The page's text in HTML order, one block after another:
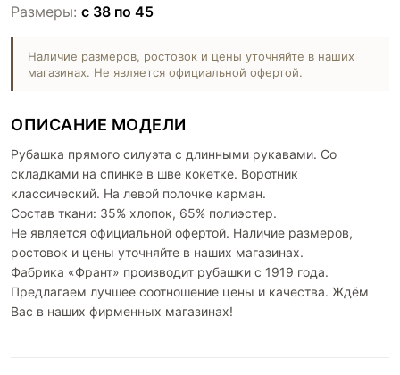
Размеры: с 38 по 45
Наличие размеров, ростовок и цены уточняйте в наших
магазинах. Не является официальной офертой.
ОПИСАНИЕ МОДЕЛИ
Рубашка прямого силуэта с длинными рукавами. Со
складками на спинке в шве кокетке. Воротник
классический. На левой полочке карман.
Состав ткани: 35% хлопок, 65% полиэстер.
Не является официальной офертой. Наличие размеров,
ростовок и цены уточняйте в наших магазинах.
Фабрика «Франт» производит рубашки с 1919 года.
Предлагаем лучшее соотношение цены и качества. Ждём
Вас в наших фирменных магазинах!